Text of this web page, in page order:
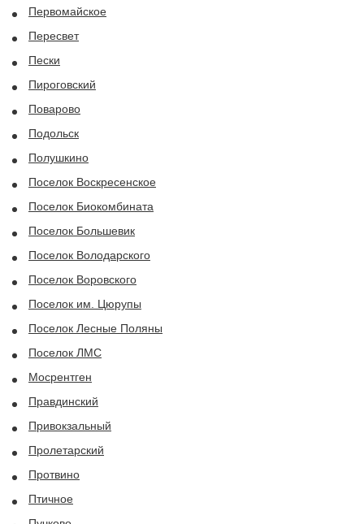
Первомайское
Пересвет
Пески
Пироговский
Поварово
Подольск
Полушкино
Поселок Воскресенское
Поселок Биокомбината
Поселок Большевик
Поселок Володарского
Поселок Воровского
Поселок им. Цюрупы
Поселок Лесные Поляны
Поселок ЛМС
Мосрентген
Правдинский
Привокзальный
Пролетарский
Протвино
Птичное